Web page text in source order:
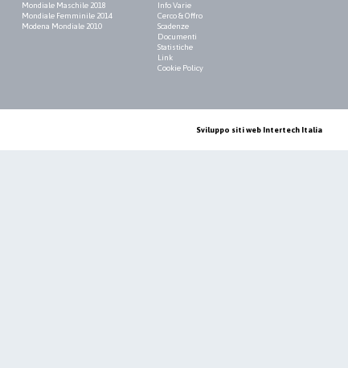
Mondiale Maschile 2018
Mondiale Femminile 2014
Modena Mondiale 2010
Info Varie
Cerco & Offro
Scadenze
Documenti
Statistiche
Link
Cookie Policy
Sviluppo siti web Intertech Italia